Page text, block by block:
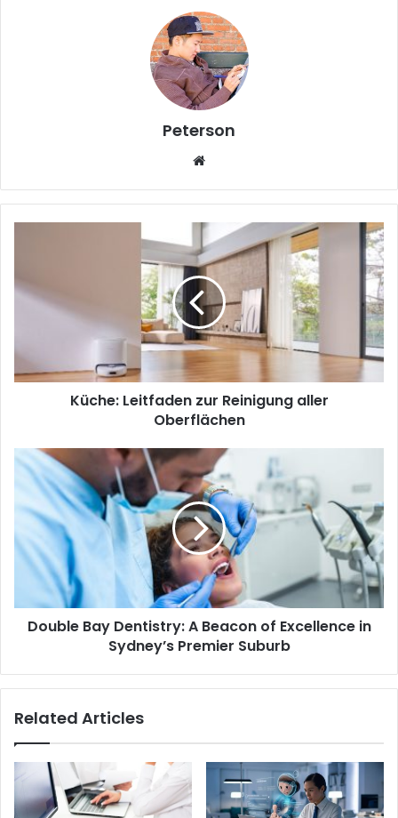
Peterson
te
Küche: Leitfaden zur Reinigung aller
Oberflächen
Double Bay Dentistry: A Beacon of Excellence in
Sydney’s Premier Suburb
Related Articles